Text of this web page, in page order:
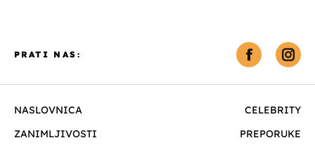
NASLOVNICA
CELEBRITY
ZANIMLJIVOSTI
PREPORUKE
PRATI NAS: